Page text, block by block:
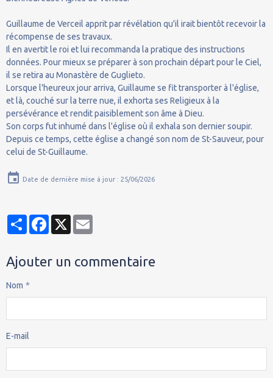
Guillaume de Verceil apprit par révélation qu'il irait bientôt recevoir la
récompense de ses travaux.
Il en avertit le roi et lui recommanda la pratique des instructions
données. Pour mieux se préparer à son prochain départ pour le Ciel,
il se retira au Monastère de Guglieto.
Lorsque l'heureux jour arriva, Guillaume se fit transporter à l'église,
et là, couché sur la terre nue, il exhorta ses Religieux à la
persévérance et rendit paisiblement son âme à Dieu.
Son corps fut inhumé dans l'église où il exhala son dernier soupir.
Depuis ce temps, cette église a changé son nom de St-Sauveur, pour
celui de St-Guillaume.
Date de dernière mise à jour : 25/06/2026
PartagerFacebook
X
Ajouter un commentaire
Nom
E-mail